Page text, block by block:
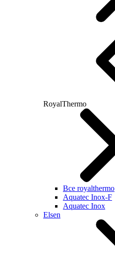
RoyalThermo
Все royalthermo
Aquatec Inox-F
Aquatec Inox
Elsen